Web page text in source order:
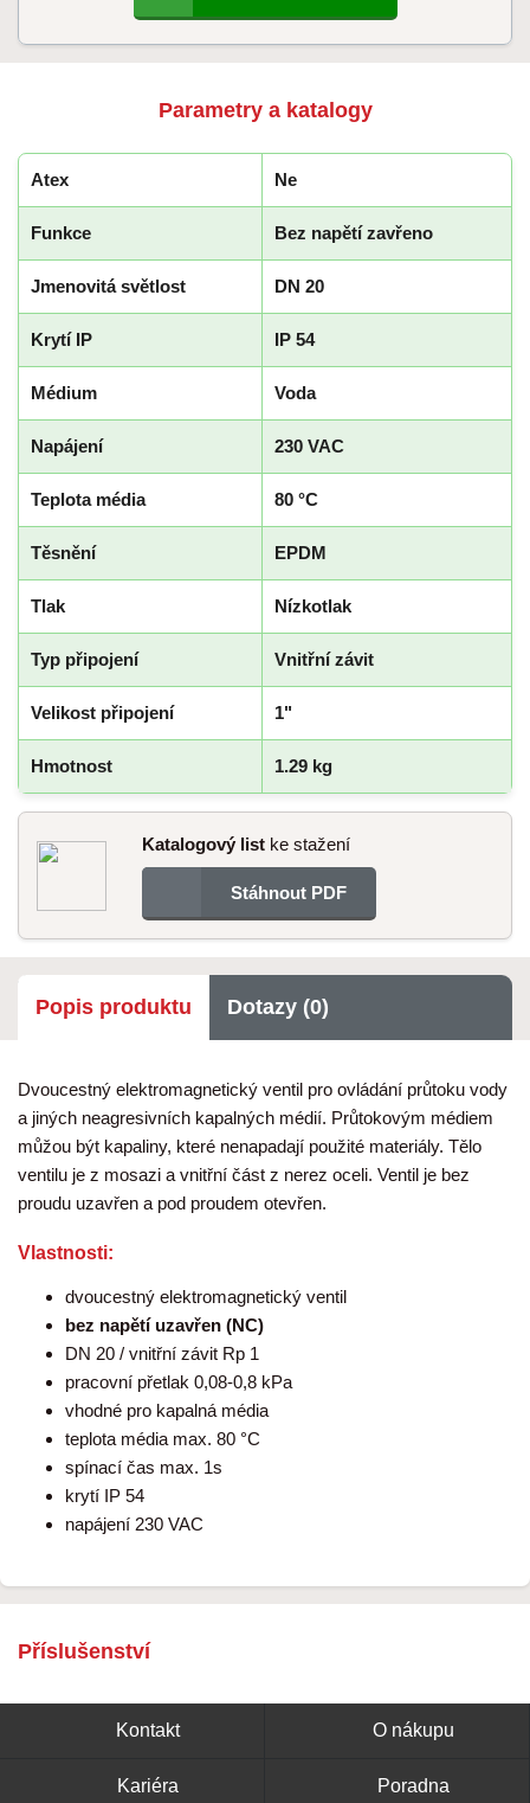
Parametry a katalogy
Atex Ne
Funkce Bez napětí zavřeno
Jmenovitá světlost DN 20
Krytí IP IP 54
Médium Voda
Napájení 230 VAC
Teplota média 80 °C
Těsnění EPDM
Tlak Nízkotlak
Typ připojení Vnitřní závit
Velikost připojení 1"
Hmotnost 1.29 kg
Katalogový list ke stažení
Stáhnout PDF
Popis produktu Dotazy (0)
Dvoucestný elektromagnetický ventil pro ovládání průtoku vody
a jiných neagresivních kapalných médií. Průtokovým médiem
můžou být kapaliny, které nenapadají použité materiály. Tělo
ventilu je z mosazi a vnitřní část z nerez oceli. Ventil je bez
proudu uzavřen a pod proudem otevřen.
Vlastnosti:
dvoucestný elektromagnetický ventil
bez napětí uzavřen (NC)
DN 20 / vnitřní závit Rp 1
pracovní přetlak 0,08-0,8 kPa
vhodné pro kapalná média
teplota média max. 80 °C
spínací čas max. 1s
krytí IP 54
napájení 230 VAC
Příslušenství
Kontakt O nákupu
Kariéra Poradna